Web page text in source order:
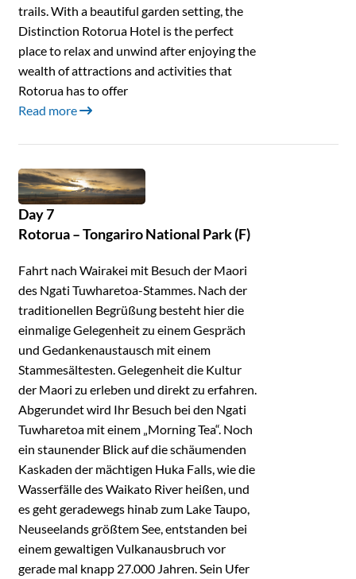
trails. With a beautiful garden setting, the
Distinction Rotorua Hotel is the perfect
place to relax and unwind after enjoying the
wealth of attractions and activities that
Rotorua has to offer
Read more
Day 7
Rotorua – Tongariro National Park (F)
Fahrt nach Wairakei mit Besuch der Maori
des Ngati Tuwharetoa-Stammes. Nach der
traditionellen Begrüßung besteht hier die
einmalige Gelegenheit zu einem Gespräch
und Gedankenaustausch mit einem
Stammesältesten. Gelegenheit die Kultur
der Maori zu erleben und direkt zu erfahren.
Abgerundet wird Ihr Besuch bei den Ngati
Tuwharetoa mit einem „Morning Tea“. Noch
ein staunender Blick auf die schäumenden
Kaskaden der mächtigen Huka Falls, wie die
Wasserfälle des Waikato River heißen, und
es geht geradewegs hinab zum Lake Taupo,
Neuseelands größtem See, entstanden bei
einem gewaltigen Vulkanausbruch vor
gerade mal knapp 27.000 Jahren. Sein Ufer